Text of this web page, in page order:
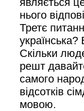
нього
Третє
Скільки
решт
самого
відсотків
мовою.